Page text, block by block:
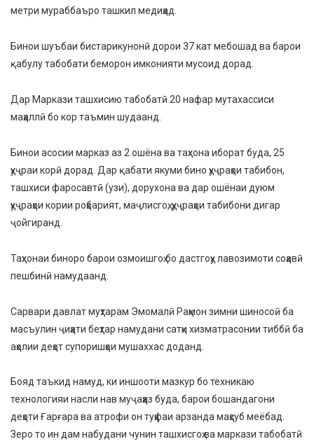
метри мураббаъро ташкил медиҳад.
Бинои шуъбаи бистарикунонӣ дорои 37 кат мебошад ва барои
қабулу табобати беморон имконияти мусоид дорад.
Дар Маркази ташхисию табобатӣ 20 нафар мутахассиси
маҳаллӣ бо кор таъмин шудаанд.
Бинои асосии марказ аз 2 ошёна ва таҳхона иборат буда, 25
ҳуҷраи корӣ дорад. Дар қабати якуми бино ҳуҷраҳои табибон,
ташхиси фаросавтӣ (узи), дорухона ва дар ошёнаи дуюм
ҳуҷраҳои кории роҳбарият, маҷлисгоҳ, ҳуҷраҳои табибони дигар
ҷойгиранд.
Таҳхонаи биноро барои озмоишгоҳ бо дастгоҳу лавозимоти соҳавӣ
пешбинӣ намудаанд.
Сарвари давлат муҳтарам Эмомалӣ Раҳмон зимни шиносоӣ ба
масъулин ҷиҳати беҳтар намудани сатҳи хизматрасонии тиббӣ ба
аҳолии деҳот супоришҳои мушаххас доданд.
Бояд таъкид намуд, ки иншооти мазкур бо техникаю
технологияи насли нав муҷаҳҳаз буда, барои бошандагони
деҳоти Ғарғара ва атрофи он туҳфаи арзанда маҳсуб меёбад.
Зеро то ин дам набудани чунин ташхисгоҳ ва маркази табобатӣ